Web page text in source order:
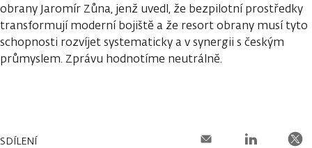
obrany Jaromír Zůna, jenž uvedl, že bezpilotní prostředky
transformují moderní bojiště a že resort obrany musí tyto
schopnosti rozvíjet systematicky a v synergii s českým
průmyslem. Zprávu hodnotíme neutrálně.
SDÍLENÍ